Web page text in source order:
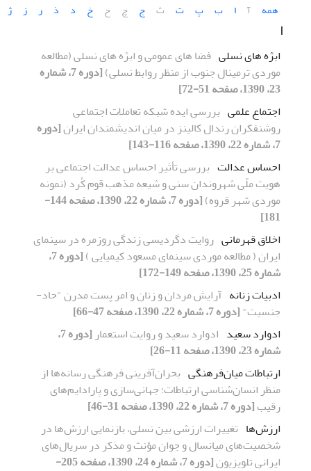
همه آ ا ب پ ت ث ج چ ح خ د ذ ر ز ژ
ا
ابژه های نسلی فضا های عمومی و ابژه های نسلی (مطالعه
موردی ترمینال جنوب از منظر روابط نسلی)
[دوره 7، شماره
23، 1390، صفحه 51-72]
اجتماع علمی بررسی ایده‌ شبکه تعاملات اجتماعی
روشنفکران رندال کالینز در میان اندیشمندان ایران[دوره
7، شماره 22، 1390، صفحه 116-143]
احساس عدالت بررسی تأثیر احساس عدالت اجتماعی بر
هویت ملّی شهروندان سنی و شیعه مذهب قوم کُرد (نمونه
موردی شهر قروه)
[دوره 7، شماره 22، 1390، صفحه 144-
181]
اخلاق قهرمانی روایت دگردیسی زندگی روزمره در سینمای
ایران ( مطالعه موردی سینمای مسعود کیمیایی )
[دوره 7،
شماره 25، 1390، صفحه 149-172]
ادبیات زنانه آرایش مردان و زنان و امر پست مدرن "حاد-
جنسیت"[دوره 7، شماره 22، 1390، صفحه 47-66]
ادوارد سعید ادوارد سعید و روایت استعمار
[دوره 7،
شماره 23، 1390، صفحه 11-26]
ارتباطات میان‌فرهنگی بحران‌آفرینی فرهنگی رسانه‌ها از
منظر انسان‌شناسی ارتباطات؛ جهانی‌سازی و پارادایم‌های
رقیب[دوره 7، شماره 22، 1390، صفحه 31-46]
ارزش‌ها تغییرات ارزشی بین نسلی، بازنمایی ارزش‌ها در
شخصیت‌های میانسال و جوان مؤنث و مذکر در سریال‌های
ایرانی تلویزیون
[دوره 7، شماره 24، 1390، صفحه 205-